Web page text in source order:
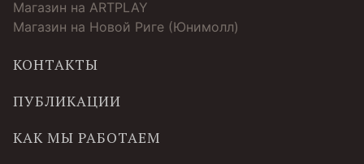
Магазин на ARTPLAY
Магазин на Новой Риге (Юнимолл)
КОНТАКТЫ
ПУБЛИКАЦИИ
КАК МЫ РАБОТАЕМ